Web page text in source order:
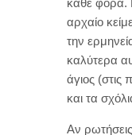
κάθε φορά.
αρχαίο
την
καλύτερα
άγιος (στις
και τα
Αν ρωτήσεις